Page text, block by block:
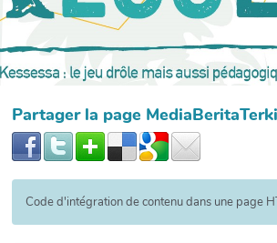
Partager la page
Code d'intégration de contenu dans une page